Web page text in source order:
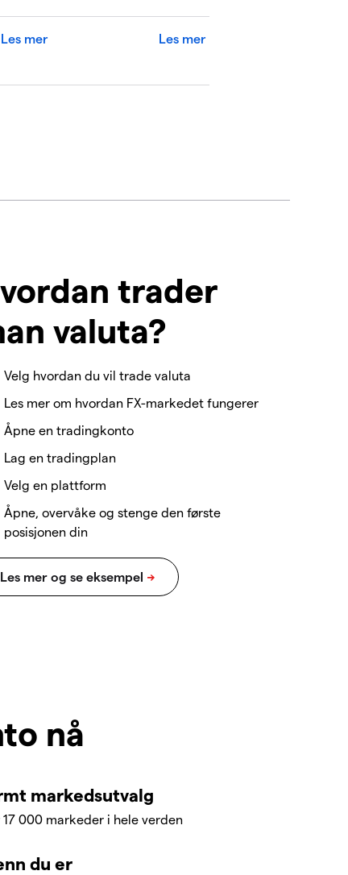
Les mer Les mer
trader
valuta?
Velg hvordan du vil trade valuta
Les mer om hvordan FX-markedet fungerer
Åpne en tradingkonto
Lag en tradingplan
Velg en plattform
Åpne, overvåke og stenge den første
posisjonen din
nå
markedsutvalg
000 markeder i hele verden
du er